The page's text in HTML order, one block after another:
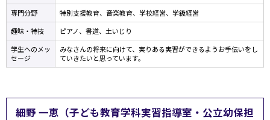
専門分野
特別支援教育、音楽教育、学校経営、学級経営
趣味・特技
ピアノ、書道、土いじり
学生へのメッ
セージ
みなさんの将来に向けて、実りある実習ができるようお手伝いをし
ていきたいと思っています。
細野 一恵（子ども教育学科実習指導室・公立幼保担